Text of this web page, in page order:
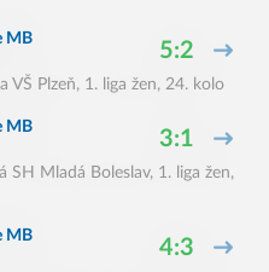
MB
5:2
VŠ Plzeň, 1. liga žen, 24. kolo
MB
3:1
SH Mladá Boleslav, 1. liga žen,
MB
4:3